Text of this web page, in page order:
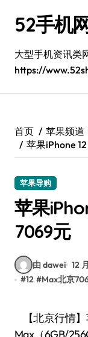
52手机网
大型手机资讯类
https://
首页 苹果频道
苹果iPhone
苹果导购
苹果
7069元
由 dawei 12
#12 #Max北京
【北京行情】苹果iPhone 12 Pro